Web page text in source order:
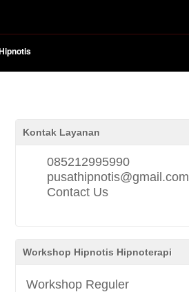
Kontak Layanan
085212995990
pusathipnotis@gmail.com
Contact Us
Workshop Hipnotis Hipnoterapi
Workshop Reguler